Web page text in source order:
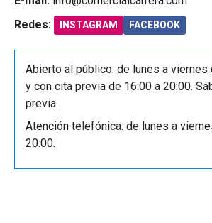
Redes:
INSTAGRAM FACEBOOK
Abierto al público: de lunes a viernes
y con cita previa de 16:00 a 20:00.
previa.
Atención telefónica: de lunes a
20:00.